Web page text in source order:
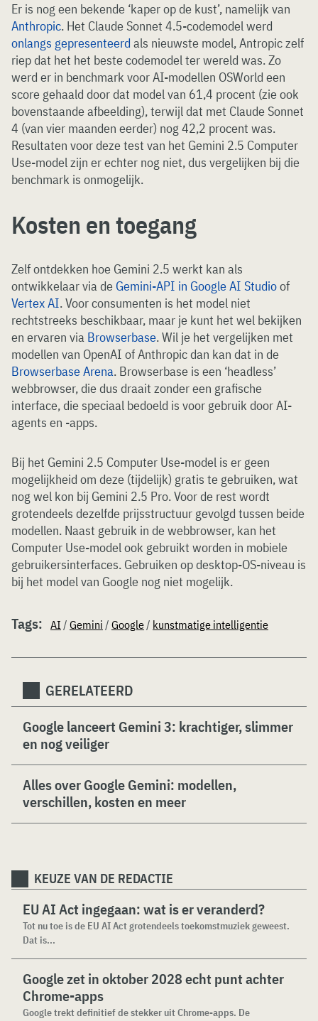
Er is nog een bekende ‘kaper op de kust’, namelijk van
Anthropic. Het Claude Sonnet 4.5-codemodel werd
onlangs gepresenteerd als nieuwste model, Antropic zelf
riep dat het het beste codemodel ter wereld was. Zo
werd er in benchmark voor AI-modellen OSWorld een
score gehaald door dat model van 61,4 procent (zie ook
bovenstaande afbeelding), terwijl dat met Claude Sonnet
4 (van vier maanden eerder) nog 42,2 procent was.
Resultaten voor deze test van het Gemini 2.5 Computer
Use-model zijn er echter nog niet, dus vergelijken bij die
benchmark is onmogelijk.
Kosten en toegang
Zelf ontdekken hoe Gemini 2.5 werkt kan als
ontwikkelaar via de Gemini-API in Google AI Studioof
Vertex AI. Voor consumenten is het model niet
rechtstreeks beschikbaar, maar je kunt het wel bekijken
en ervaren via Browserbase. Wil je het vergelijken met
modellen van OpenAI of Anthropic dan kan dat in de
Browserbase Arena. Browserbase is een ‘headless’
webbrowser, die dus draait zonder een grafische
interface, die speciaal bedoeld is voor gebruik door AI-
agents en -apps.
Bij het Gemini 2.5 Computer Use-model is er geen
mogelijkheid om deze (tijdelijk) gratis te gebruiken, wat
nog wel kon bij Gemini 2.5 Pro. Voor de rest wordt
grotendeels dezelfde prijsstructuur gevolgd tussen beide
modellen. Naast gebruik in de webbrowser, kan het
Computer Use-model ook gebruikt worden in mobiele
gebruikersinterfaces. Gebruiken op desktop-OS-niveau is
bij het model van Google nog niet mogelijk.
Tags: AI / Gemini / Google/ kunstmatige intelligentie
GERELATEERD
Google lanceert Gemini 3: krachtiger, slimmer
en nog veiliger
Alles over Google Gemini: modellen,
verschillen, kosten en meer
KEUZE VAN DE REDACTIE
EU AI Act ingegaan: wat is er veranderd?
Tot nu toe is de EU AI Act grotendeels toekomstmuziek geweest.
Dat is...
Google zet in oktober 2028 echt punt achter
Chrome-apps
Google trekt definitief de stekker uit Chrome-apps. De